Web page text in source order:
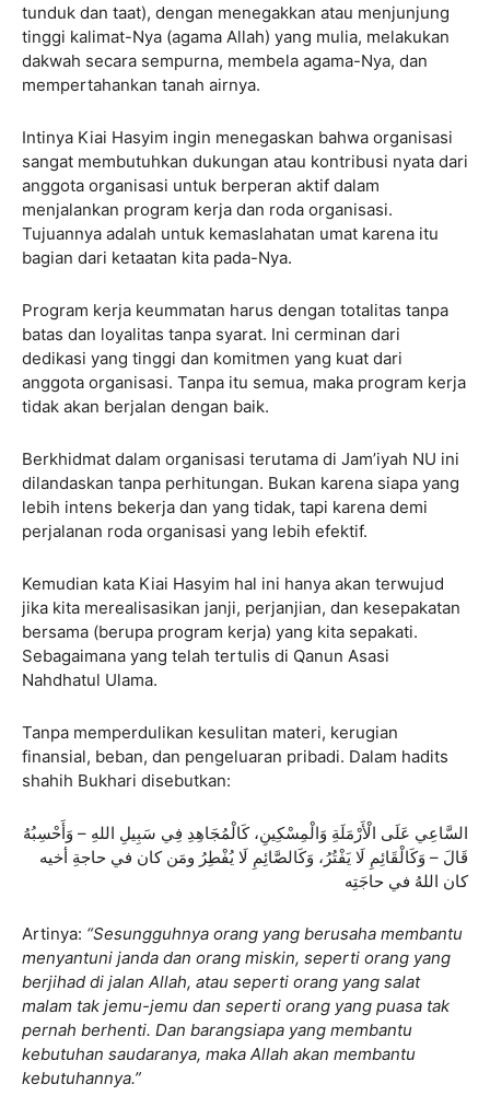
tunduk dan taat), dengan menegakkan atau menjunjung
tinggi kalimat-Nya (agama Allah) yang mulia, melakukan
dakwah secara sempurna, membela agama-Nya, dan
mempertahankan tanah airnya.
Intinya Kiai Hasyim ingin menegaskan bahwa organisasi
sangat membutuhkan dukungan atau kontribusi nyata dari
anggota organisasi untuk berperan aktif dalam
menjalankan program kerja dan roda organisasi.
Tujuannya adalah untuk kemaslahatan umat karena itu
bagian dari ketaatan kita pada-Nya.
Program kerja keummatan harus dengan totalitas tanpa
batas dan loyalitas tanpa syarat. Ini cerminan dari
dedikasi yang tinggi dan komitmen yang kuat dari
anggota organisasi. Tanpa itu semua, maka program kerja
tidak akan berjalan dengan baik.
Berkhidmat dalam organisasi terutama di Jam’iyah NU ini
dilandaskan tanpa perhitungan. Bukan karena siapa yang
lebih intens bekerja dan yang tidak, tapi karena demi
perjalanan roda organisasi yang lebih efektif.
Kemudian kata Kiai Hasyim hal ini hanya akan terwujud
jika kita merealisasikan janji, perjanjian, dan kesepakatan
bersama (berupa program kerja) yang kita sepakati.
Sebagaimana yang telah tertulis di Qanun Asasi
Nahdhatul Ulama.
Tanpa memperdulikan kesulitan materi, kerugian
finansial, beban, dan pengeluaran pribadi. Dalam hadits
shahih Bukhari disebutkan:
السَّاعِي عَلَى الْأَرْمَلَةِ وَالْمِسْكِينِ، كَالْمُجَاهِدِ فِي سَبِيلِ اللهِ – وَأَحْسِبُهُ
قَالَ – وَكَالْقَائِمِ لَا يَفْتُرُ، وَكَالصَّائِمِ لَا يُفْطِرُ ومَن كان في حاجةِ أخيه
كان اللهُ في حاجَتِه
Artinya: “Sesungguhnya orang yang berusaha membantu
menyantuni janda dan orang miskin, seperti orang yang
berjihad di jalan Allah, atau seperti orang yang salat
malam tak jemu-jemu dan seperti orang yang puasa tak
pernah berhenti. Dan barangsiapa yang membantu
kebutuhan saudaranya, maka Allah akan membantu
kebutuhannya.”